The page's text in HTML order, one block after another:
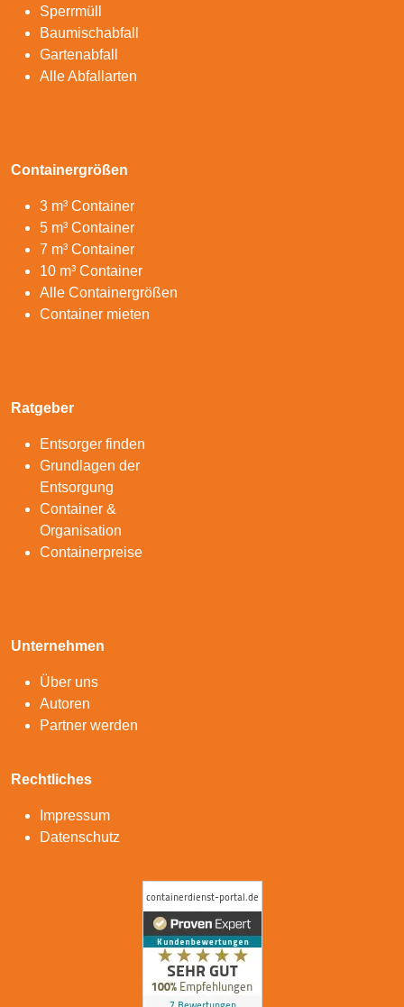
Sperrmüll
Baumischabfall
Gartenabfall
Alle Abfallarten
Containergrößen
3 m³ Container
5 m³ Container
7 m³ Container
10 m³ Container
Alle Containergrößen
Container mieten
Ratgeber
Entsorger finden
Grundlagen der
Entsorgung
Container &
Organisation
Containerpreise
Unternehmen
Über uns
Autoren
Partner werden
Rechtliches
Impressum
Datenschutz